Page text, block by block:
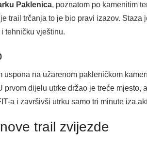
Paklenica, poznatom po kamenitim
trail trčanja to je bio pravi izazov.
tehničku vještinu.
uspona na užarenom pakleničkom
prvom dijelu utrke držao je treće
a i završivši utrku samo tri minute iza
trail zvijezde